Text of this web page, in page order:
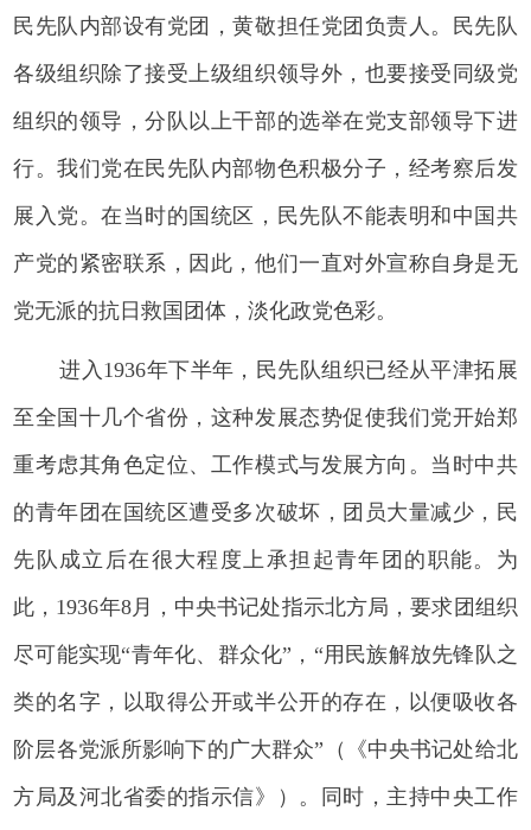
民先队内部设有党团，黄敬担任党团负责人。民先队
各级组织除了接受上级组织领导外，也要接受同级党
组织的领导，分队以上干部的选举在党支部领导下进
行。我们党在民先队内部物色积极分子，经考察后发
展入党。在当时的国统区，民先队不能表明和中国共
产党的紧密联系，因此，他们一直对外宣称自身是无
党无派的抗日救国团体，淡化政党色彩。
进入1936年下半年，民先队组织已经从平津拓展
至全国十几个省份，这种发展态势促使我们党开始郑
重考虑其角色定位、工作模式与发展方向。当时中共
的青年团在国统区遭受多次破坏，团员大量减少，民
先队成立后在很大程度上承担起青年团的职能。为
此，1936年8月，中央书记处指示北方局，要求团组织
尽可能实现“青年化、群众化”，“用民族解放先锋队之
类的名字，以取得公开或半公开的存在，以便吸收各
阶层各党派所影响下的广大群众”（《中央书记处给北
方局及河北省委的指示信》）。同时，主持中央工作